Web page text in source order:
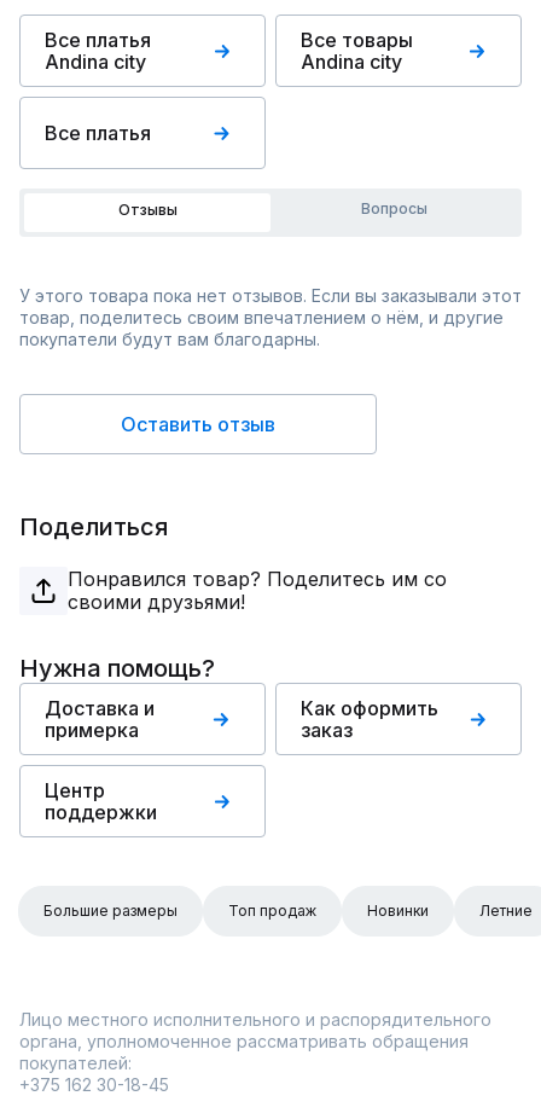
Все платья
Andina city
Все товары
Andina city
Все платья
Отзывы Вопросы
У этого товара пока нет отзывов. Если вы заказывали этот
товар, поделитесь своим впечатлением о нём, и другие
покупатели будут вам благодарны.
Оставить отзыв
Поделиться
Понравился товар? Поделитесь им со
своими друзьями!
Нужна помощь?
Доставка и
примерка
Как оформить
заказ
Центр
поддержки
Большие размеры Топ продаж Новинки Летние
Лицо местного исполнительного и распорядительного
органа, уполномоченное рассматривать обращения
покупателей:
+375 162 30-18-45